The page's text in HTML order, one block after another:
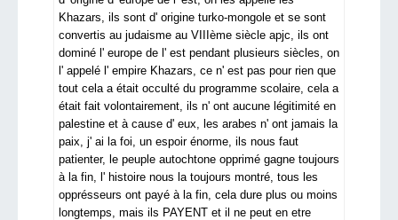
Khazars, ils sont d' origine turko-mongole et se sont
convertis au judaisme au VIIIème siècle apjc, ils ont
dominé l' europe de l' est pendant plusieurs siècles, on
l' appelé l' empire Khazars, ce n' est pas pour rien que
tout cela a était occulté du programme scolaire, cela a
était fait volontairement, ils n' ont aucune légitimité en
palestine et à cause d' eux, les arabes n' ont jamais la
paix, j' ai la foi, un espoir énorme, ils nous faut
patienter, le peuple autochtone opprimé gagne toujours
à la fin, l' histoire nous la toujours montré, tous les
opprésseurs ont payé à la fin, cela dure plus ou moins
longtemps, mais ils PAYENT et il ne peut en etre